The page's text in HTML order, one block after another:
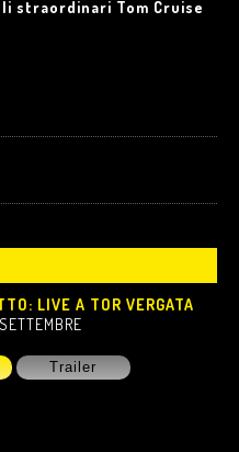
straordinari Tom Cruise
LIVE A TOR VERGATA
SETTEMBRE
Trailer